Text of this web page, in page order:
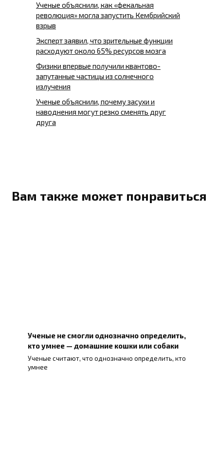
Ученые объяснили, как «фекальная
революция» могла запустить Кембрийский
взрыв
Эксперт заявил, что зрительные функции
расходуют около 65% ресурсов мозга
Физики впервые получили квантово-
запутанные частицы из солнечного
излучения
Ученые объяснили, почему засухи и
наводнения могут резко сменять друг
друга
Вам также может понравиться
Ученые не смогли однозначно определить,
кто умнее — домашние кошки или собаки
Ученые считают, что однозначно определить, кто
умнее